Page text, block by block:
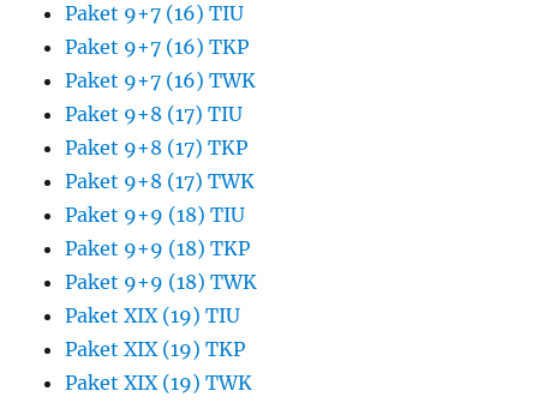
Paket 9+7 (16) TIU
Paket 9+7 (16) TKP
Paket 9+7 (16) TWK
Paket 9+8 (17) TIU
Paket 9+8 (17) TKP
Paket 9+8 (17) TWK
Paket 9+9 (18) TIU
Paket 9+9 (18) TKP
Paket 9+9 (18) TWK
Paket XIX (19) TIU
Paket XIX (19) TKP
Paket XIX (19) TWK